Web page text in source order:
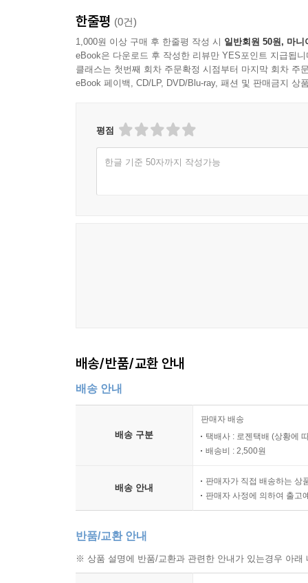
한줄평 (0건)
1,000원 이상 구매 후 한줄평 작성 시 일반회원 50원, 마니
eBook은 다운로드 후 작성한 리뷰만 YES포인트 지급됩니
클래스는 첫번째 회차 주문확정 시점부터 마지막 회차 주
eBook 페이백, CD/LP, DVD/Blu-ray, 패션 및 판매금지 상
평점
한글 기준 50자까지 작성가능
배송/반품/교환 안내
배송 안내
배송 구분
판매자 배송
택배사 : 로젠택배 (상황에
배송비 : 2,500원
배송 안내
판매자가 직접 배송하는 상
판매자 사정에 의하여 출고
반품/교환 안내
※ 상품 설명에 반품/교환과 관련한 안내가 있는경우 아